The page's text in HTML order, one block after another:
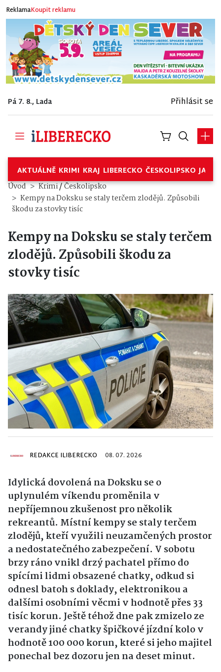
ReklamaKoupit reklamu
Pá 7. 8., Lada Přihlásit se
AKTUÁLNĚ KRIMI KRAJ LIBERECKO ČESKOLIPSKO
Úvod Krimi/Českolipsko
Kempy na Doksku se staly terčem zlodějů. Způsobili
škodu za stovky tisíc
Kempy na Doksku se staly terčem
zlodějů. Způsobili škodu za
stovky tisíc
REDAKCE ILIBERECKO 08. 07. 2026
Idylická dovolená na Doksku se o
uplynulém víkendu proměnila v
nepříjemnou zkušenost pro několik
rekreantů. Místní kempy se staly terčem
zlodějů, kteří využili neuzamčených prostor
a nedostatečného zabezpečení. V sobotu
brzy ráno vnikl drzý pachatel přímo do
spícími lidmi obsazené chatky, odkud si
odnesl batoh s doklady, elektronikou a
dalšími osobními věcmi v hodnotě přes 33
tisíc korun. Ještě téhož dne pak zmizelo ze
verandy jiné chatky špičkové jízdní kolo v
hodnotě 100 000 korun, které si jeho majitel
ponechal bez dozoru jen na deset minut.